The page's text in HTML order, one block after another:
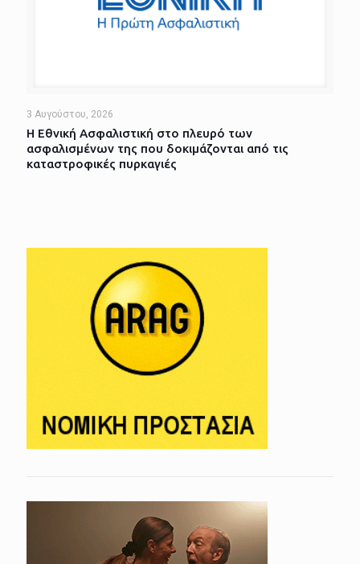
3 Αυγούστου, 2026
Η Εθνική Ασφαλιστική στο πλευρό των
ασφαλισμένων της που δοκιμάζονται από τις
καταστροφικές πυρκαγιές